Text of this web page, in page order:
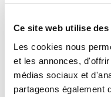
Ce site web utilise des
Les cookies nous
et les annonces,
médias sociaux et
partageons également
trou et reboucher.
depaille de chanvre.
les plants permet une
développement de la